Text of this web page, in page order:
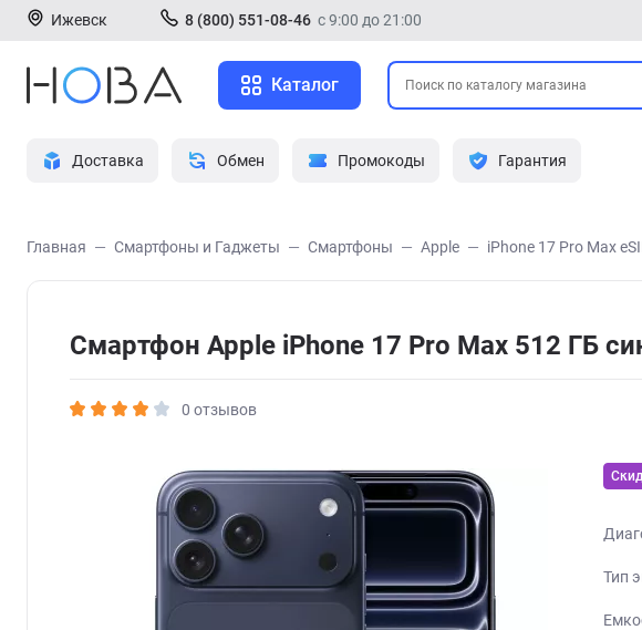
Ижевск 8 (800) 551-08-46 с 9:00 до 21:00
Каталог
Доставка Обмен Промокоды Гарантия
Главная Смартфоны и Гаджеты Смартфоны Apple iPhone 17 Pro Max
Смартфон Apple iPhone 17 Pro Max 512 ГБ
0 отзывов
Тип